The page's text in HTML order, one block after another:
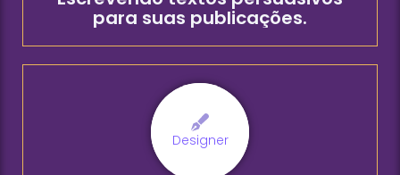
para suas publicações.
Designer